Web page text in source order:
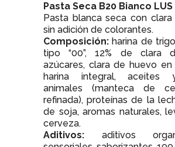
Pasta Seca B20 Bianco LUS
Pasta blanca seca con
sin adición de colorantes.
Composición: harina de
tipo “00”, 12% de clara
azúcares, clara de huevo en
harina integral, aceites
animales (manteca de
refinada), proteínas de la
de soja, aromas naturales,
cerveza.
Aditivos: aditivos